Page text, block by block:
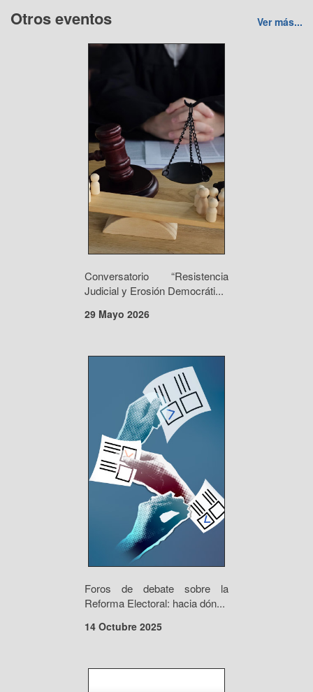
Otros eventos Ver más...
Conversatorio “Resistencia
Judicial y Erosión Democráti...
29 Mayo 2026
Foros de debate sobre la
Reforma Electoral: hacia dón...
14 Octubre 2025